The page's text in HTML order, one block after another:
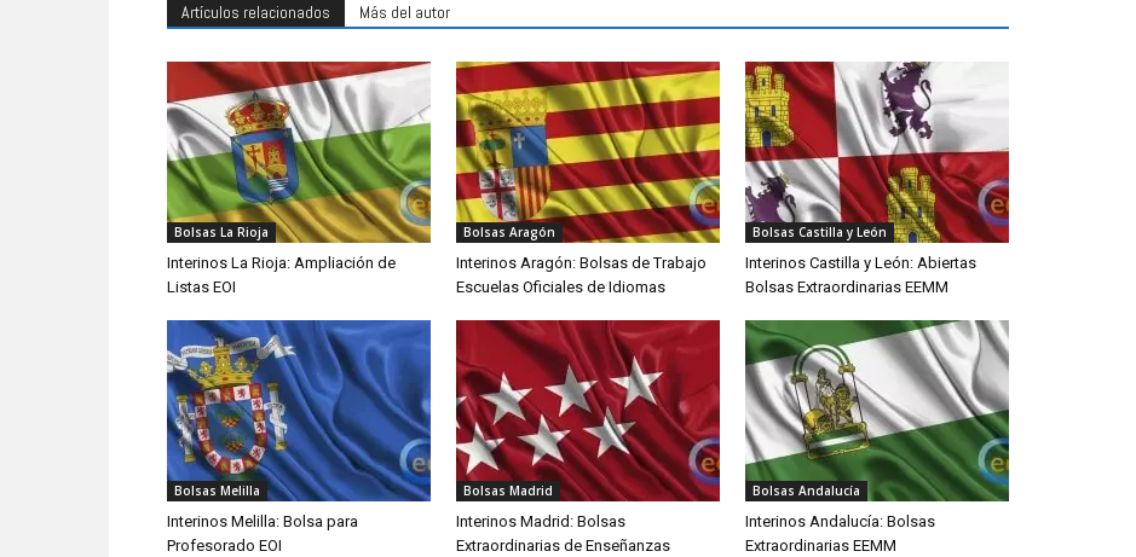
Artículos relacionados Más del autor
Bolsas La Rioja
Interinos La Rioja: Ampliación de
Listas EOI
Bolsas Aragón
Interinos Aragón: Bolsas de Trabajo
Escuelas Oficiales de Idiomas
Bolsas Castilla y León
Interinos Castilla y León: Abiertas
Bolsas Extraordinarias EEMM
Bolsas Melilla
Interinos Melilla: Bolsa para
Profesorado EOI
Bolsas Madrid
Interinos Madrid: Bolsas
Extraordinarias de Enseñanzas
Bolsas Andalucía
Interinos Andalucía: Bolsas
Extraordinarias EEMM